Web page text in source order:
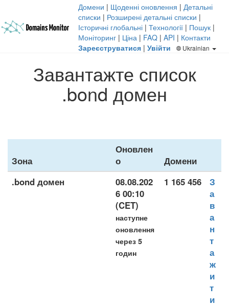
Домени | Щоденні оновлення | Детальні
списки | Розширені детальні списки |
Історичні глобальні | Технології | Пошук |
Моніторинг | Ціна | FAQ | API | Контакти
Зареєструватися | Увійти Ukrainian
Завантажте список
.bond домен
Зона
Оновлен
о
Домени
.bond домен
08.08.202
6 00:10
(CET)
наступне
оновлення
через 5
годин
1 165 456
З
а
в
а
н
т
а
ж
и
т
и